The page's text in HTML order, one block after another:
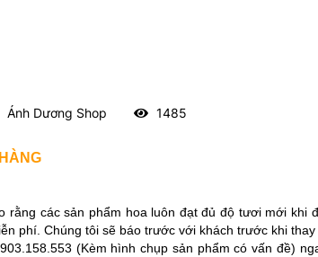
Ánh Dương Shop 1485
rằng các sản phẩm hoa luôn đạt đủ độ tươi mới
phí. Chúng tôi sẽ báo trước với khách trước khi thay
(Kèm hình chụp sản phẩm có vấn đề)